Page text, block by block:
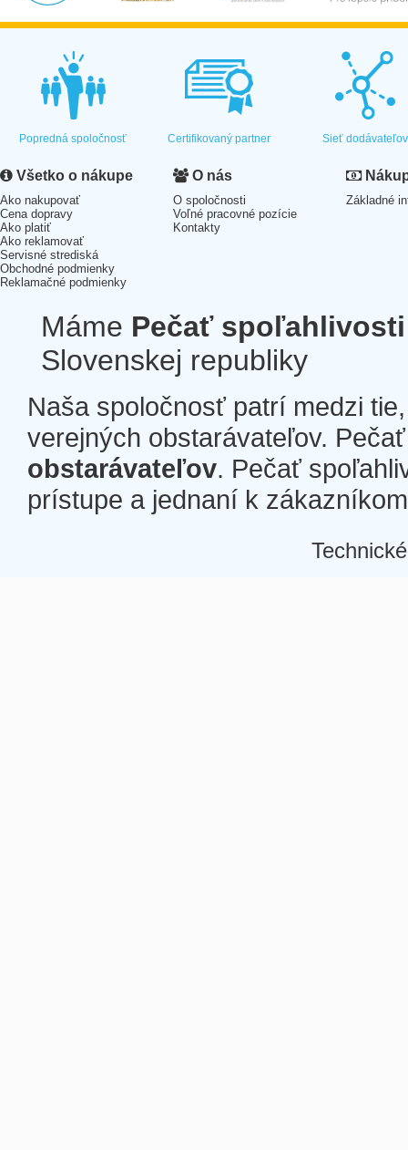
Popredná spoločnosť Certifikovaný partner Sieť dodávateľov
Všetko o nákupe
Ako nakupovať
Cena dopravy
Ako platiť
Ako reklamovať
Servisné strediská
Obchodné podmienky
Reklamačné podmienky
O nás
O spoločnosti
Voľné pracovné pozície
Kontakty
Základné
Máme Pečať spoľahlivosti
Slovenskej republiky
Naša spoločnosť patrí medzi
verejných obstarávateľov.
obstarávateľov. Pečať
prístupe a jednaní k